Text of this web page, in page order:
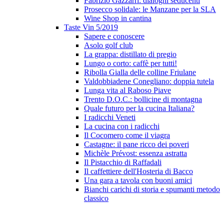
Prosecco solidale: le Manzane per la SLA
Wine Shop in cantina
Taste Vin 5/2019
Sapere e conoscere
Asolo golf club
La grappa: distillato di pregio
Lungo o corto: caffè per tutti!
Ribolla Gialla delle colline Friulane
Valdobbiadene Conegliano: doppia tutela
Lunga vita al Raboso Piave
Trento D.O.C.: bollicine di montagna
Quale futuro per la cucina Italiana?
I radicchi Veneti
La cucina con i radicchi
Il Cocomero come il viagra
Castagne: il pane ricco dei poveri
Michèle Prévost: essenza astratta
Il Pistacchio di Raffadali
Il caffettiere dell'Hosteria di Bacco
Una gara a tavola con buoni amici
Bianchi carichi di storia e spumanti metodo
classico